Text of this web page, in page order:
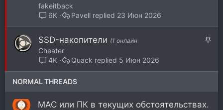
е
п
fakeitback
6K
23 Июн 2026
Pavell
З
р
п
SSD-накопители (1 онлайн
Cheater
4K
5 Июн 2026
Quack
NORMAL THREADS
MAC или ПК в текущих обстоятельствах.